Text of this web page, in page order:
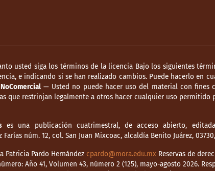
usted siga los términos de la licencia Bajo los siguientes
e indicando si se han realizado cambios. Puede hacerlo en
NoComercial— Usted no puede hacer uso del material con fines
que restrinjan legalmente a otros hacer cualquier uso permitido
es una publicación cuatrimestral, de acceso abierto,
Farías núm. 12, col. San Juan Mixcoac, alcaldía Benito Juárez,
Patricia Pardo Hernández cpardo@mora.edu.mx Reservas de
Año 41, Volumen 43, número 2 (125), mayo-agosto 2026.